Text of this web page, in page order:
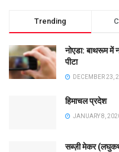
Trending
नोएडा: बाथरूम में
पीटा
DECEMBER 23,
हिमाचल प्रदेश
JANUARY 8,
सब्ज़ी मेकर